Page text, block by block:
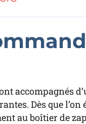
accompagnés
Dès que
au boîtier de